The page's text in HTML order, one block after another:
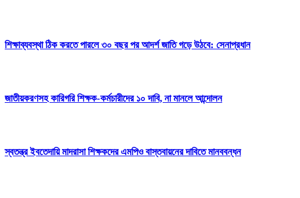
শিক্ষাব্যবস্থা ঠিক করতে পারলে ৩০ বছর পর আদর্শ জাতি গড়ে উঠবে: সেনাপ্রধান
জাতীয়করণসহ কারিগরি শিক্ষক-কর্মচারীদের ১০ দাবি, না মানলে আন্দোলন
স্বতন্ত্র ইবতেদায়ি মাদরাসা শিক্ষকদের এমপিও বাস্তবায়নের দাবিতে মানববন্ধন